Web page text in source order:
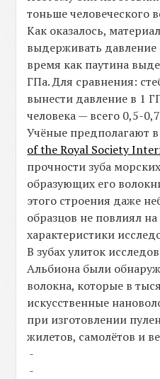
тоньше человеческого
Как оказалось,
выдерживать давление
время как паутина
ГПа. Для сравнения:
вынести давление в 1
человека — всего 0,5-
Учёные предполагают
of the Royal Society
прочности зуба
образующих его
этого строения даже
образцов не повлиял
характеристики
В зубах улиток
Альбиона были
волокна, которые в
искусственные
при изготовлении
жилетов, самолётов и
-
-